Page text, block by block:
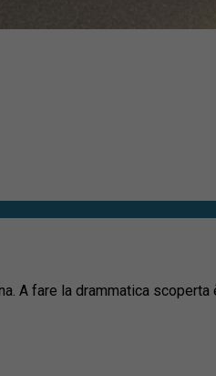
A fare la drammatica scoperta